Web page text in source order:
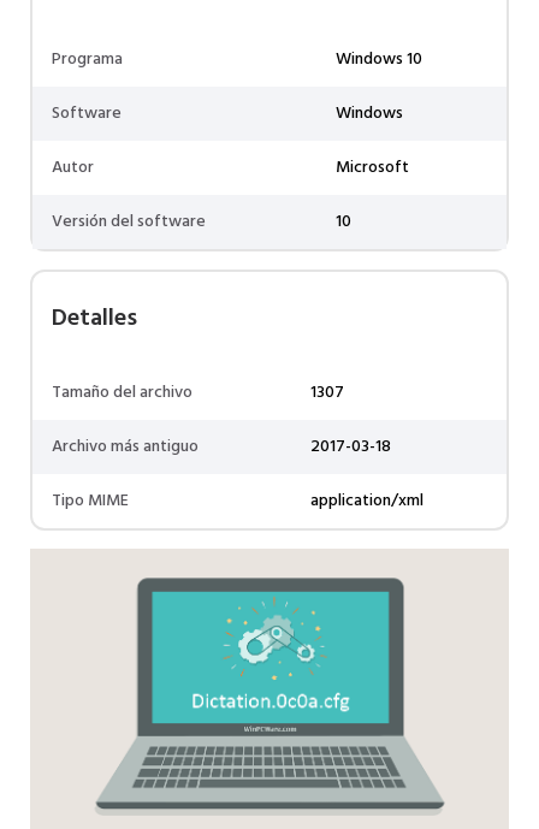
Programa
Windows 10
Software
Windows
Autor
Microsoft
Versión del software
10
Detalles
Tamaño del archivo
1307
Archivo más antiguo
2017-03-18
Tipo MIME
application/xml